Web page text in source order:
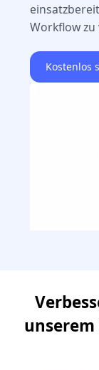
Workflow
Kostenlos